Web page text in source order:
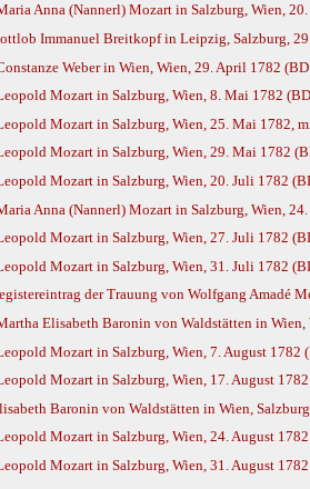
Anna (Nannerl) Mozart in Salzburg, Wien,
Immanuel Breitkopf in Leipzig, Salzburg,
Weber in Wien, Wien, 29. April 1782
Mozart in Salzburg, Wien, 8. Mai 1782
Mozart in Salzburg, Wien, 25. Mai 1782,
Mozart in Salzburg, Wien, 29. Mai 1782
Mozart in Salzburg, Wien, 20. Juli 1782
Anna (Nannerl) Mozart in Salzburg, Wien,
Mozart in Salzburg, Wien, 27. Juli 1782
Mozart in Salzburg, Wien, 31. Juli 1782
der Trauung von Wolfgang Amadé
Elisabeth Baronin von Waldstätten in
Mozart in Salzburg, Wien, 7. August 1782
Mozart in Salzburg, Wien, 17. August
Baronin von Waldstätten in Wien,
Mozart in Salzburg, Wien, 24. August
Mozart in Salzburg, Wien, 31. August